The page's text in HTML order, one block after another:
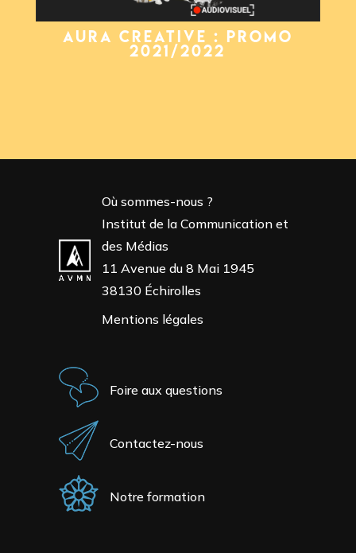
AURA CREATIVE : PROMO
2021/2022
Où sommes-nous ?
Institut de la Communication et
des Médias
11 Avenue du 8 Mai 1945
38130 Échirolles
Mentions légales
Foire aux questions
Contactez-nous
Notre formation